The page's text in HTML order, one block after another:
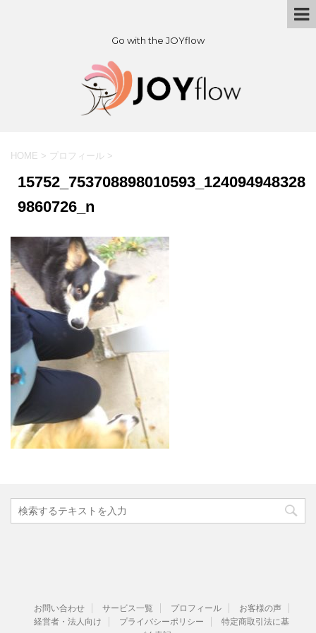
Go with the JOYflow
HOME > プロフィール >
15752_753708898010593_124094948328
9860726_n
お問い合わせ サービス一覧 プロフィール
お客様の声
経営者・法人向け
プライバシーポリシー
特定商取引法に基